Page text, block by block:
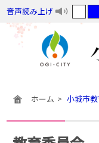
音声読み上げ
ホーム 小城市